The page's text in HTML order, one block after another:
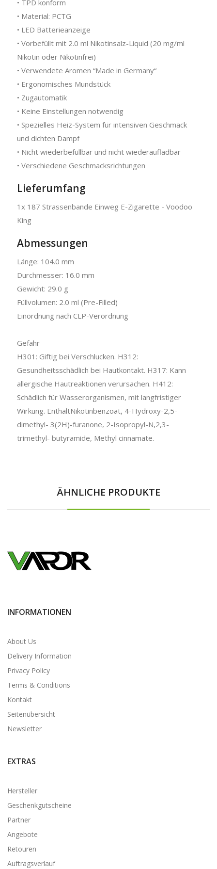
• TPD konform
• Material: PCTG
• LED Batterieanzeige
• Vorbefüllt mit 2.0 ml Nikotinsalz-Liquid (20 mg/ml
Nikotin oder Nikotinfrei)
• Verwendete Aromen “Made in Germany“
• Ergonomisches Mundstück
• Zugautomatik
• Keine Einstellungen notwendig
• Spezielles Heiz-System für intensiven Geschmack
und dichten Dampf
• Nicht wiederbefüllbar und nicht wiederaufladbar
• Verschiedene Geschmacksrichtungen
Lieferumfang
1x 187 Strassenbande Einweg E-Zigarette - Voodoo
King
Abmessungen
Länge: 104.0 mm
Durchmesser: 16.0 mm
Gewicht: 29.0 g
Füllvolumen: 2.0 ml (Pre-Filled)
Einordnung nach CLP-Verordnung
Gefahr
H301: Giftig bei Verschlucken. H312:
Gesundheitsschädlich bei Hautkontakt. H317: Kann
allergische Hautreaktionen verursachen. H412:
Schädlich für Wasserorganismen, mit langfristiger
Wirkung. EnthältNikotinbenzoat, 4-Hydroxy-2,5-
dimethyl- 3(2H)-furanone, 2-Isopropyl-N,2,3-
trimethyl- butyramide, Methyl cinnamate.
ÄHNLICHE PRODUKTE
INFORMATIONEN
About Us
Delivery Information
Privacy Policy
Terms & Conditions
Kontakt
Seitenübersicht
Newsletter
EXTRAS
Hersteller
Geschenkgutscheine
Partner
Angebote
Retouren
Auftragsverlauf